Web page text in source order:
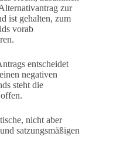
zur
ist gehalten, zum
vorab
entscheidet
negativen
steht die
nicht aber
satzungsmäßigen